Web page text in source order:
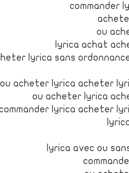
commander
ou
lyrica achat
lyrica sans
ou acheter lyrica acheter
ou acheter lyrica
lyrica acheter
lyrica avec ou